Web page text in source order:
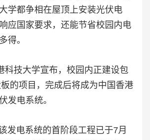
学都争相在屋顶上安装光伏电
应国家要求，还能节省校园内电
得。
技大学宣布，校园内正建设包
的项目，完成后将成为中国香港
发电系统。
电系统的首阶段工程已于7月